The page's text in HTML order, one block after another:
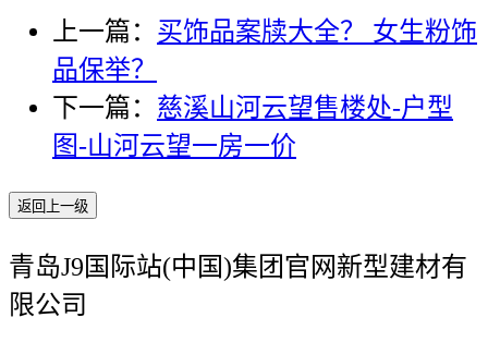
上一篇： 买饰品案牍大全？ 女生粉饰
品保举？
下一篇： 慈溪山河云望售楼处-户型
图-山河云望一房一价
返回上一级
青岛J9国际站(中国)集团官网新型建材有
限公司